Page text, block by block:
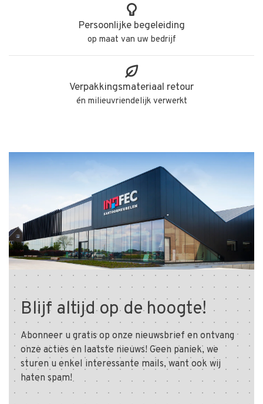
Persoonlijke begeleiding
op maat van uw bedrijf
Verpakkingsmateriaal retour
én milieuvriendelijk verwerkt
Blijf altijd op de hoogte!
Abonneer u gratis op onze nieuwsbrief en ontvang
onze acties en laatste nieuws! Geen paniek, we
sturen u enkel interessante mails, want ook wij
haten spam!